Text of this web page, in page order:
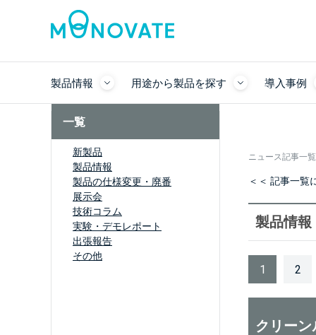
製品情報 用途から製品を探す 導入事例
一覧
新製品
製品情報
製品の仕様変更・廃番
展示会
技術コラム
実験・デモレポート
出張報告
その他
ニュース記事一覧
＜＜ 記事一覧
製品情報
1 2
クリー